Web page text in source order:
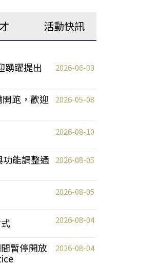
活動快訊
踴躍提出
2026-06-03
開跑，歡迎
2026-05-08
2026-08-10
功能調整通
2026-08-05
2026-08-05
2026-08-04
暫停開放
2026-08-04